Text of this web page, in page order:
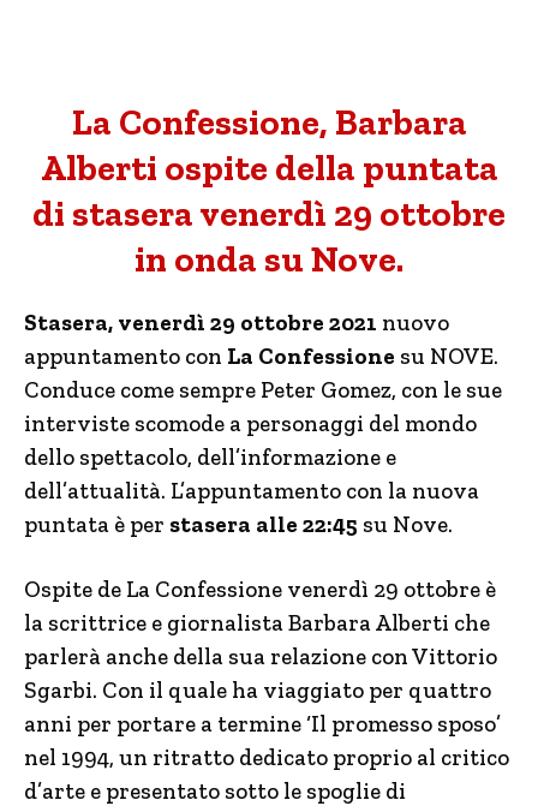
La Confessione, Barbara
Alberti ospite della puntata
di stasera venerdì 29 ottobre
in onda su Nove.
Stasera, venerdì 29 ottobre 2021 nuovo
appuntamento con La Confessione su NOVE.
Conduce come sempre Peter Gomez, con le sue
interviste scomode a personaggi del mondo
dello spettacolo, dell’informazione e
dell’attualità. L’appuntamento con la nuova
puntata è per stasera alle 22:45 su Nove.
Ospite de La Confessione venerdì 29 ottobre è
la scrittrice e giornalista Barbara Alberti che
parlerà anche della sua relazione conVittorio
Sgarbi. Con il quale ha viaggiato per quattro
anni per portare a termine ‘Il promesso sposo’
nel 1994, un ritratto dedicato proprio al critico
d’arte e presentato sotto le spoglie di